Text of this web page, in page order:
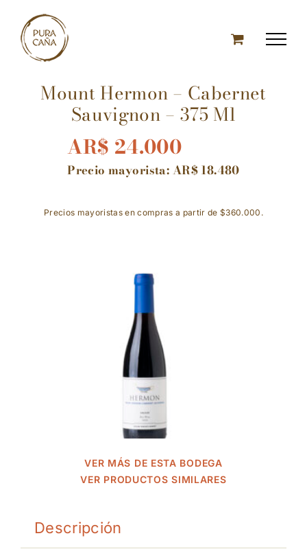
content
Mount Hermon – Cabernet
Sauvignon – 375 Ml
AR$ 24.000
Precio mayorista:AR$18.480
Precios mayoristas en compras a partir de $360.000.
VER MÁS DE ESTA BODEGA
VER PRODUCTOS SIMILARES
Descripción